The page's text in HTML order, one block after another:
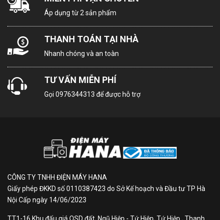
Điều hòa 2 chiều vừa có thể làm mát, vừa có thể sưởi
ấm, là sự lựa chọn hoàn hảo cho những khu vực như
miền Bắc nước ta.
Đi cùng công suất hoạt động 8500 BTU, điều hòa có
thể hoạt động tốt nhất khi lắp đặt ở phòng có diện
tích dưới 15 m2.
Sử dụng công nghệ Inverter trong vận hành, chiếc
điều hòa Daikin này mang lại khả năng vận hành vô
vẫn tiết kiệm đáng kể năng lượng, được Bộ Công
Thương đánh giá 5 sao (Hiệu suất năng lượng 6.05)
tiết kiệm điện năng.
Áp dụng từ 2 sản phẩm
THANH TOÁN TẠI NHÀ
Nhanh chóng và an toàn
TƯ VẤN MIỄN PHÍ
Gọi 0976344313 để được hỗ trợ
CÔNG TY TNHH ĐIỆN MÁY HANA
Giấy phép ĐKKD số 0110387423 do Sở Kế hoạch và Đầu tư TP Hà
Nội Cấp ngày 14/06/2023
TT1-16 Khu đấu giá QSD đất, Ngũ Hiệp - Tứ Hiệp, Tứ Hiệp , Thanh